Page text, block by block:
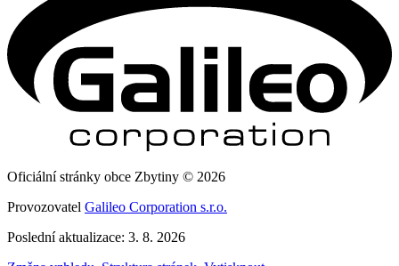
Oficiální stránky obce Zbytiny © 2026
Provozovatel Galileo Corporation s.r.o.
Poslední aktualizace: 3. 8. 2026